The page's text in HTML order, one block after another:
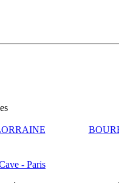
- Paris